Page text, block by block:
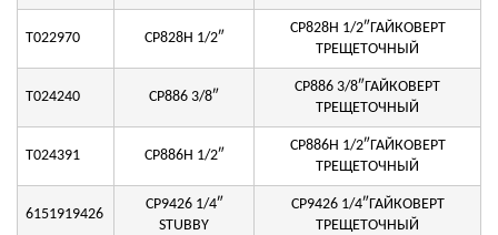
T022970 CP828H 1/2″
CP828H 1/2″ГАЙКОВЕРТ
ТРЕЩЕТОЧНЫЙ
T024240 CP886 3/8″
CP886 3/8″ГАЙКОВЕРТ
ТРЕЩЕТОЧНЫЙ
T024391 CP886H 1/2″
CP886H 1/2″ГАЙКОВЕРТ
ТРЕЩЕТОЧНЫЙ
6151919426
CP9426 1/4″
STUBBY
CP9426 1/4″ГАЙКОВЕРТ
ТРЕЩЕТОЧНЫЙ